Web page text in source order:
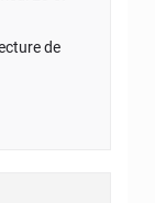
de